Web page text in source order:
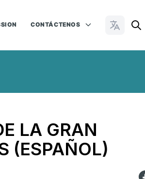
CONTÁCTENOS Cambiar
LA GRAN
(ESPAÑOL)